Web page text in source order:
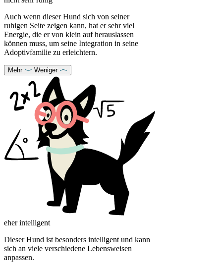
Auch wenn dieser Hund sich von seiner
ruhigen Seite zeigen kann, hat er sehr viel
Energie, die er von klein auf herauslassen
können muss, um seine Integration in seine
Adoptivfamilie zu erleichtern.
Mehr Weniger
eher intelligent
Dieser Hund ist besonders intelligent und kann
sich an viele verschiedene Lebensweisen
anpassen.